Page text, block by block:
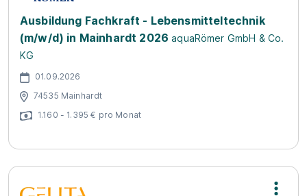
Ausbildung Fachkraft - Lebensmitteltechnik
(m/w/d) in Mainhardt 2026 aquaRömer GmbH & Co.
KG
01.09.2026
74535 Mainhardt
1.160 - 1.395 € pro Monat